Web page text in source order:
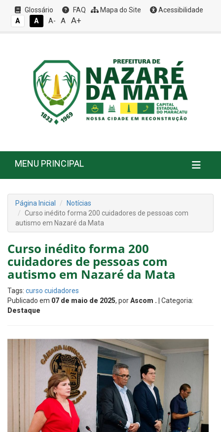
Glossário FAQ Mapa do Site
Acessibilidade
A
A A- A A+
MENU PRINCIPAL
Página Inicial
Notícias
Curso inédito forma 200 cuidadores de pessoas com
autismo em Nazaré da Mata
Curso inédito forma 200
cuidadores de pessoas com
autismo em Nazaré da Mata
Tags: curso cuidadores
Publicado em 07 de maio de 2025, porAscom . | Categoria:
Destaque